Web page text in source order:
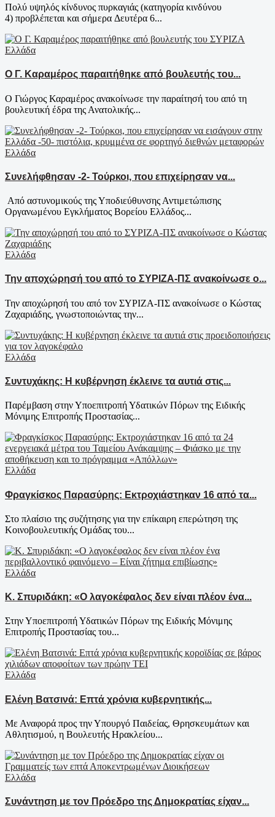
Πολύ υψηλός κίνδυνος πυρκαγιάς (κατηγορία κινδύνου
4) προβλέπεται και σήμερα Δευτέρα 6...
Ελλάδα
Ο Γ. Καραμέρος παραιτήθηκε από βουλευτής του...
Ο Γιώργος Καραμέρος ανακοίνωσε την παραίτησή του από τη
βουλευτική έδρα της Ανατολικής...
Ελλάδα
Συνελήφθησαν -2- Τούρκοι, που επιχείρησαν να...
Από αστυνομικούς της Υποδιεύθυνσης Αντιμετώπισης
Οργανωμένου Εγκλήματος Βορείου Ελλάδος...
Ελλάδα
Την αποχώρησή του από το ΣΥΡΙΖΑ-ΠΣ ανακοίνωσε ο...
Την αποχώρησή του από τον ΣΥΡΙΖΑ-ΠΣ ανακοίνωσε ο Κώστας
Ζαχαριάδης, γνωστοποιώντας την...
Ελλάδα
Συντυχάκης: Η κυβέρνηση έκλεινε τα αυτιά στις...
Παρέμβαση στην Υποεπιτροπή Υδατικών Πόρων της Ειδικής
Μόνιμης Επιτροπής Προστασίας...
Ελλάδα
Φραγκίσκος Παρασύρης: Εκτροχιάστηκαν 16 από τα...
Στο πλαίσιο της συζήτησης για την επίκαιρη επερώτηση της
Κοινοβουλευτικής Ομάδας του...
Ελλάδα
Κ. Σπυριδάκη: «Ο λαγοκέφαλος δεν είναι πλέον ένα...
Στην Υποεπιτροπή Υδατικών Πόρων της Ειδικής Μόνιμης
Επιτροπής Προστασίας του...
Ελλάδα
Ελένη Βατσινά: Επτά χρόνια κυβερνητικής...
Με Αναφορά προς την Υπουργό Παιδείας, Θρησκευμάτων και
Αθλητισμού, η Βουλευτής Ηρακλείου...
Ελλάδα
Συνάντηση με τον Πρόεδρο της Δημοκρατίας είχαν...